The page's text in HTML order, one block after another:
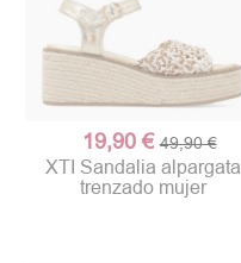
19,90 € 49,90 €
XTI Sandalia alpargata
trenzado mujer